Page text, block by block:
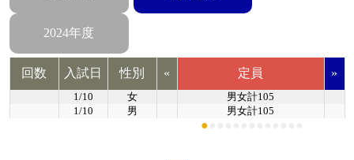
2024年度
回数 入試日 性別 « 定員 »
1/10 女
男女計105
1/10
男 男女計105
●